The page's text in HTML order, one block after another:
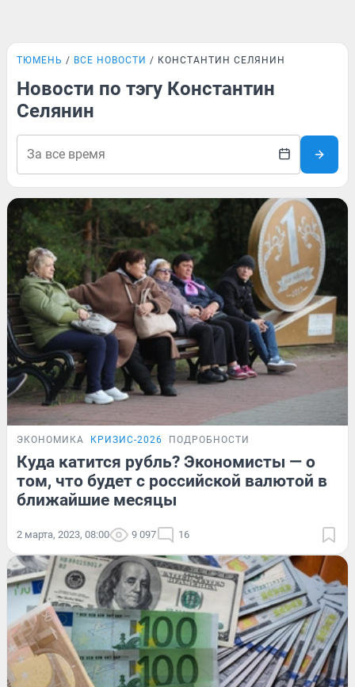
ТЮМЕНЬ ВСЕ НОВОСТИ КОНСТАНТИН СЕЛЯНИН
Новости по тэгу Константин
Селянин
ЭКОНОМИКА КРИЗИС-2026 ПОДРОБНОСТИ
Куда катится рубль? Экономисты — о
том, что будет с российской валютой в
ближайшие месяцы
2 марта, 2023, 08:00 9 097 16